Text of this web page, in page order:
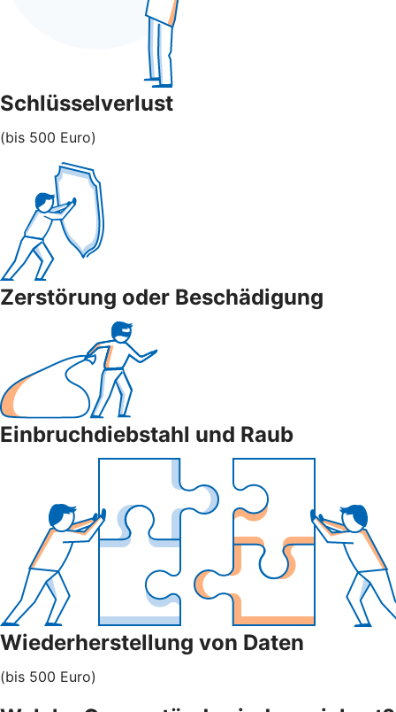
Schlüsselverlust
(bis 500 Euro)
Zerstörung oder Beschädigung
Einbruchdiebstahl und Raub
Wiederherstellung von Daten
(bis 500 Euro)